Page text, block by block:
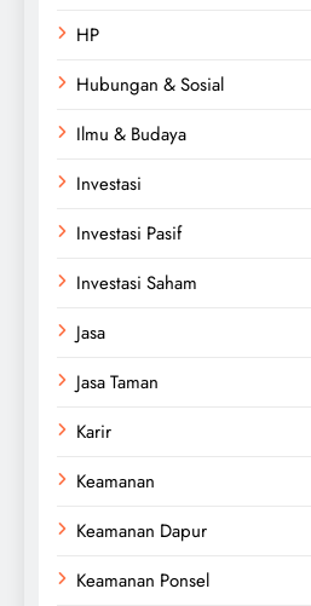
HP
Hubungan & Sosial
Ilmu & Budaya
Investasi
Investasi Pasif
Investasi Saham
Jasa
Jasa Taman
Karir
Keamanan
Keamanan Dapur
Keamanan Ponsel